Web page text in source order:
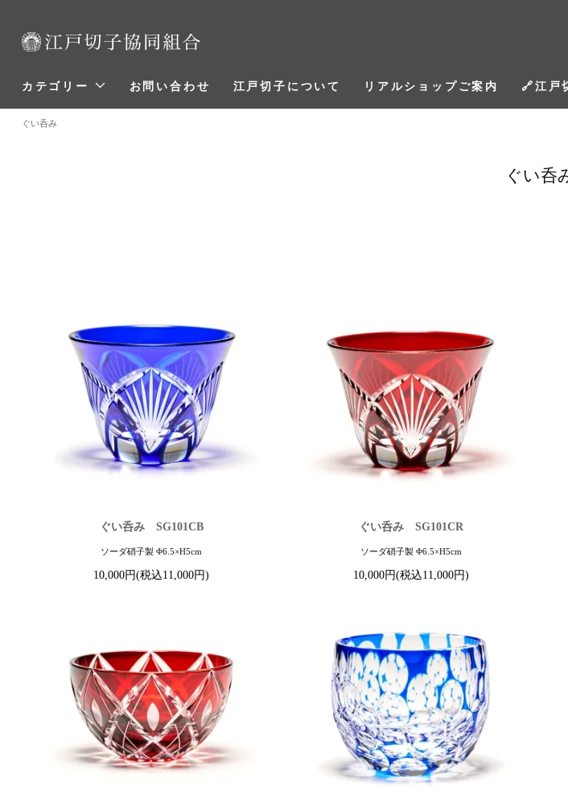
カテゴリー お問い合わせ 江戸切子について リアルショップご案内 🔗江戸
ぐい呑み
ぐい呑
ぐい呑み SG101CB
ソーダ硝子製 Φ6.5×H5cm
10,000円(税込11,000円)
ぐい呑み SG101CR
ソーダ硝子製 Φ6.5×H5cm
10,000円(税込11,000円)